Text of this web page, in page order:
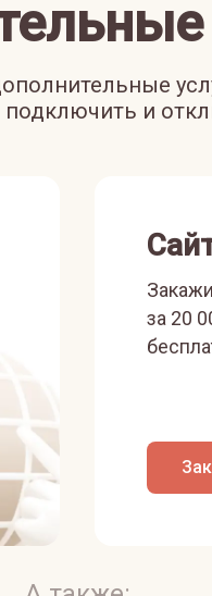
и
за 20